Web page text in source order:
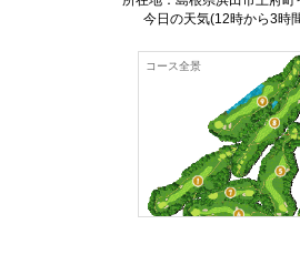
今日の天気(12時から3時
コース全景